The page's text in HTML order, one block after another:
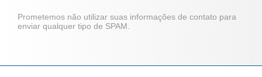
Prometemos não utilizar suas informações de contato para
enviar qualquer tipo de SPAM.